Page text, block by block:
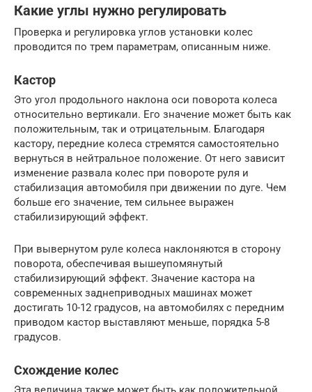
Какие углы нужно регулировать
Проверка и регулировка углов установки колес
проводится по трем параметрам, описанным ниже.
Кастор
Это угол продольного наклона оси поворота колеса
относительно вертикали. Его значение может быть как
положительным, так и отрицательным. Благодаря
кастору, передние колеса стремятся самостоятельно
вернуться в нейтральное положение. От него зависит
изменение развала колес при повороте руля и
стабилизация автомобиля при движении по дуге. Чем
больше его значение, тем сильнее выражен
стабилизирующий эффект.
При вывернутом руле колеса наклоняются в сторону
поворота, обеспечивая вышеупомянутый
стабилизирующий эффект. Значение кастора на
современных заднеприводных машинах может
достигать 10-12 градусов, на автомобилях с передним
приводом кастор выставляют меньше, порядка 5-8
градусов.
Схождение колес